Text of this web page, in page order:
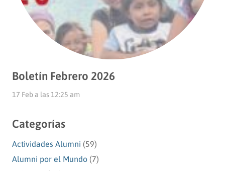
Boletín Febrero 2026
17 Feb a las 12:25 am
Categorías
Actividades Alumni (59)
Alumni por el Mundo (7)